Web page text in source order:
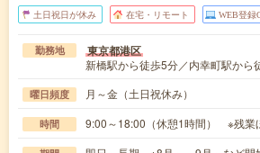
土日祝日が休み 在宅・リモート WEB登録
勤務地 東京都港区
新橋駅から徒歩5分／内幸町駅から
曜日頻度 月～金（土日祝休み）
時間 9:00～18:00（休憩1時間） ※残業